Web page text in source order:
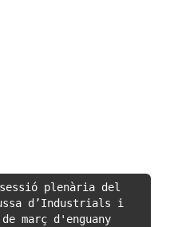
plenària del
d’Industrials i
març d'enguany